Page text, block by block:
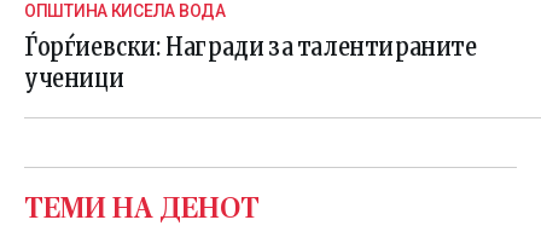
ОПШТИНА КИСЕЛА ВОДА
Ѓорѓиевски: Награди за талентираните
ученици
ТЕМИ НА ДЕНОТ